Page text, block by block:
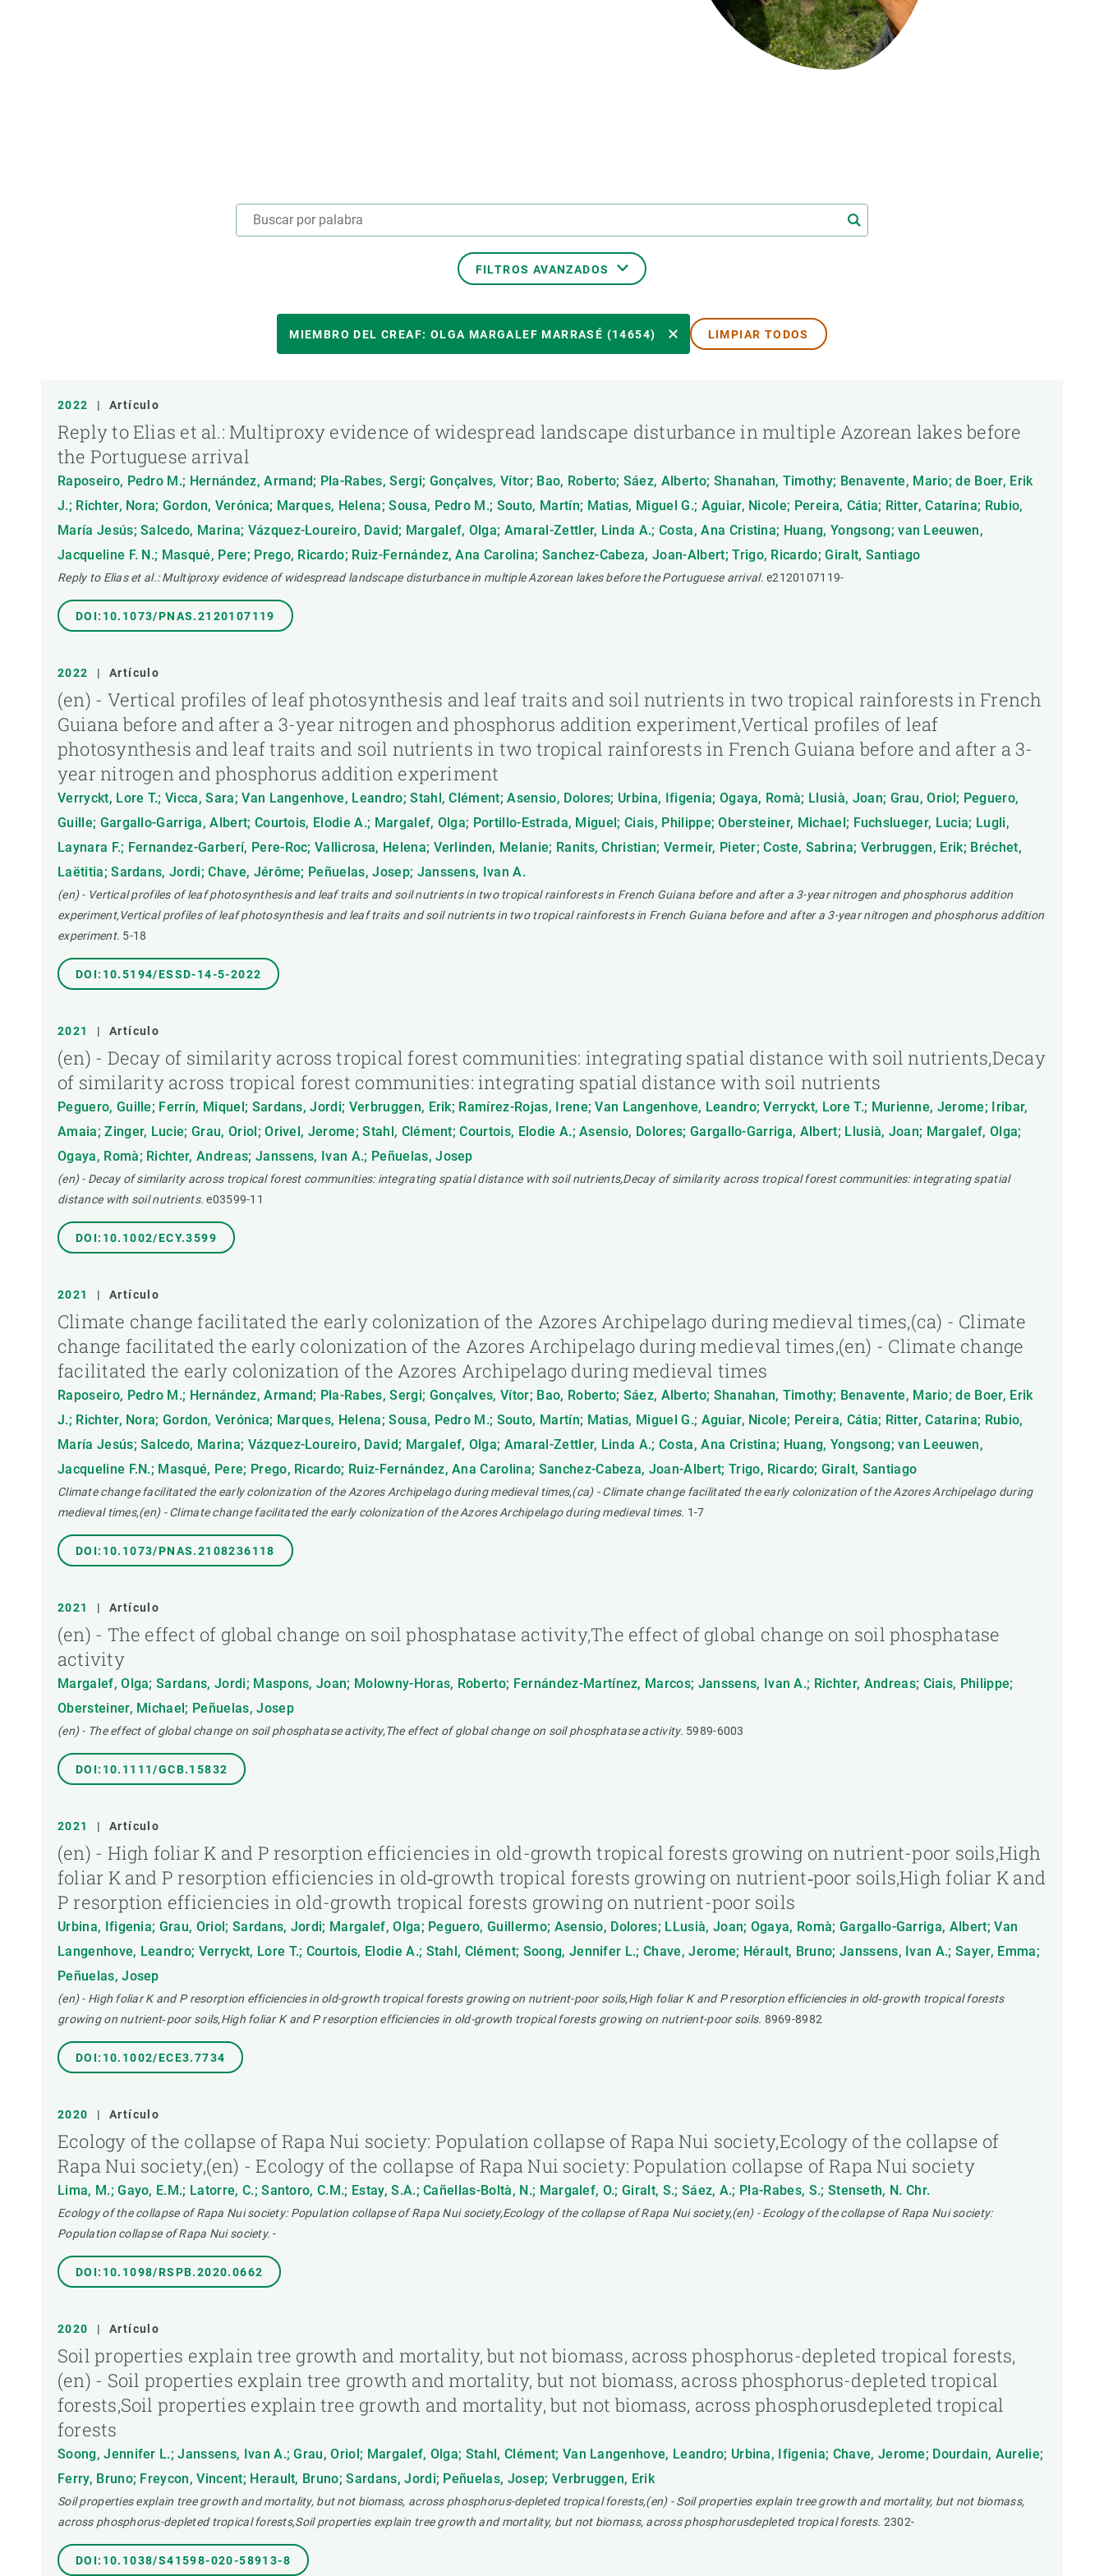
FILTROS AVANZADOS
MIEMBRO DEL CREAF: OLGA MARGALEF MARRASÉ (14654) LIMPIAR TODOS
2022 | Artículo
Reply to Elias et al.: Multiproxy evidence of widespread landscape disturbance in multiple Azorean lakes before
the Portuguese arrival
Raposeiro, Pedro M.; Hernández, Armand; Pla-Rabes, Sergi; Gonçalves, Vítor; Bao, Roberto; Sáez, Alberto; Shanahan, Timothy; Benavente, Mario; de Boer, Erik
J.; Richter, Nora; Gordon, Verónica; Marques, Helena; Sousa, Pedro M.; Souto, Martín; Matias, Miguel G.; Aguiar, Nicole; Pereira, Cátia; Ritter, Catarina; Rubio,
María Jesús; Salcedo, Marina; Vázquez-Loureiro, David; Margalef, Olga; Amaral-Zettler, Linda A.; Costa, Ana Cristina; Huang, Yongsong; van Leeuwen,
Jacqueline F. N.; Masqué, Pere; Prego, Ricardo; Ruiz-Fernández, Ana Carolina; Sanchez-Cabeza, Joan-Albert; Trigo, Ricardo; Giralt, Santiago
Reply to Elias et al.: Multiproxy evidence of widespread landscape disturbance in multiple Azorean lakes before the Portuguese arrival. e2120107119-
DOI:10.1073/PNAS.2120107119
2022 | Artículo
(en) - Vertical profiles of leaf photosynthesis and leaf traits and soil nutrients in two tropical rainforests in French
Guiana before and after a 3-year nitrogen and phosphorus addition experiment,Vertical profiles of leaf
photosynthesis and leaf traits and soil nutrients in two tropical rainforests in French Guiana before and after a 3-
year nitrogen and phosphorus addition experiment
Verryckt, Lore T.; Vicca, Sara; Van Langenhove, Leandro; Stahl, Clément; Asensio, Dolores; Urbina, Ifigenia; Ogaya, Romà; Llusià, Joan; Grau, Oriol; Peguero,
Guille; Gargallo-Garriga, Albert; Courtois, Elodie A.; Margalef, Olga; Portillo-Estrada, Miguel; Ciais, Philippe; Obersteiner, Michael; Fuchslueger, Lucia; Lugli,
Laynara F.; Fernandez-Garberí, Pere-Roc; Vallicrosa, Helena; Verlinden, Melanie; Ranits, Christian; Vermeir, Pieter; Coste, Sabrina; Verbruggen, Erik; Bréchet,
Laëtitia; Sardans, Jordi; Chave, Jérôme; Peñuelas, Josep; Janssens, Ivan A.
(en) - Vertical profiles of leaf photosynthesis and leaf traits and soil nutrients in two tropical rainforests in French Guiana before and after a 3-year nitrogen and phosphorus addition
experiment,Vertical profiles of leaf photosynthesis and leaf traits and soil nutrients in two tropical rainforests in French Guiana before and after a 3-year nitrogen and phosphorus addition
experiment. 5-18
DOI:10.5194/ESSD-14-5-2022
2021 | Artículo
(en) - Decay of similarity across tropical forest communities: integrating spatial distance with soil nutrients,Decay
of similarity across tropical forest communities: integrating spatial distance with soil nutrients
Peguero, Guille; Ferrín, Miquel; Sardans, Jordi; Verbruggen, Erik; Ramírez-Rojas, Irene; Van Langenhove, Leandro; Verryckt, Lore T.; Murienne, Jerome; Iribar,
Amaia; Zinger, Lucie; Grau, Oriol; Orivel, Jerome; Stahl, Clément; Courtois, Elodie A.; Asensio, Dolores; Gargallo-Garriga, Albert; Llusià, Joan; Margalef, Olga;
Ogaya, Romà; Richter, Andreas; Janssens, Ivan A.; Peñuelas, Josep
(en) - Decay of similarity across tropical forest communities: integrating spatial distance with soil nutrients,Decay of similarity across tropical forest communities: integrating spatial
distance with soil nutrients. e03599-11
DOI:10.1002/ECY.3599
2021 | Artículo
Climate change facilitated the early colonization of the Azores Archipelago during medieval times,(ca) - Climate
change facilitated the early colonization of the Azores Archipelago during medieval times,(en) - Climate change
facilitated the early colonization of the Azores Archipelago during medieval times
Raposeiro, Pedro M.; Hernández, Armand; Pla-Rabes, Sergi; Gonçalves, Vítor; Bao, Roberto; Sáez, Alberto; Shanahan, Timothy; Benavente, Mario; de Boer, Erik
J.; Richter, Nora; Gordon, Verónica; Marques, Helena; Sousa, Pedro M.; Souto, Martín; Matias, Miguel G.; Aguiar, Nicole; Pereira, Cátia; Ritter, Catarina; Rubio,
María Jesús; Salcedo, Marina; Vázquez-Loureiro, David; Margalef, Olga; Amaral-Zettler, Linda A.; Costa, Ana Cristina; Huang, Yongsong; van Leeuwen,
Jacqueline F.N.; Masqué, Pere; Prego, Ricardo; Ruiz-Fernández, Ana Carolina; Sanchez-Cabeza, Joan-Albert; Trigo, Ricardo; Giralt, Santiago
Climate change facilitated the early colonization of the Azores Archipelago during medieval times,(ca) - Climate change facilitated the early colonization of the Azores Archipelago during
medieval times,(en) - Climate change facilitated the early colonization of the Azores Archipelago during medieval times. 1-7
DOI:10.1073/PNAS.2108236118
2021 | Artículo
(en) - The effect of global change on soil phosphatase activity,The effect of global change on soil phosphatase
activity
Margalef, Olga; Sardans, Jordi; Maspons, Joan; Molowny-Horas, Roberto; Fernández-Martínez, Marcos; Janssens, Ivan A.; Richter, Andreas; Ciais, Philippe;
Obersteiner, Michael; Peñuelas, Josep
(en) - The effect of global change on soil phosphatase activity,The effect of global change on soil phosphatase activity. 5989-6003
DOI:10.1111/GCB.15832
2021 | Artículo
(en) - High foliar K and P resorption efficiencies in old-growth tropical forests growing on nutrient-poor soils,High
foliar K and P resorption efficiencies in old‐growth tropical forests growing on nutrient‐poor soils,High foliar K and
P resorption efficiencies in old-growth tropical forests growing on nutrient-poor soils
Urbina, Ifigenia; Grau, Oriol; Sardans, Jordi; Margalef, Olga; Peguero, Guillermo; Asensio, Dolores; LLusià, Joan; Ogaya, Romà; Gargallo-Garriga, Albert; Van
Langenhove, Leandro; Verryckt, Lore T.; Courtois, Elodie A.; Stahl, Clément; Soong, Jennifer L.; Chave, Jerome; Hérault, Bruno; Janssens, Ivan A.; Sayer, Emma;
Peñuelas, Josep
(en) - High foliar K and P resorption efficiencies in old-growth tropical forests growing on nutrient-poor soils,High foliar K and P resorption efficiencies in old‐growth tropical forests
growing on nutrient‐poor soils,High foliar K and P resorption efficiencies in old-growth tropical forests growing on nutrient-poor soils. 8969-8982
DOI:10.1002/ECE3.7734
2020 | Artículo
Ecology of the collapse of Rapa Nui society: Population collapse of Rapa Nui society,Ecology of the collapse of
Rapa Nui society,(en) - Ecology of the collapse of Rapa Nui society: Population collapse of Rapa Nui society
Lima, M.; Gayo, E.M.; Latorre, C.; Santoro, C.M.; Estay, S.A.; Cañellas-Boltà, N.; Margalef, O.; Giralt, S.; Sáez, A.; Pla-Rabes, S.; Stenseth, N. Chr.
Ecology of the collapse of Rapa Nui society: Population collapse of Rapa Nui society,Ecology of the collapse of Rapa Nui society,(en) - Ecology of the collapse of Rapa Nui society:
Population collapse of Rapa Nui society. -
DOI:10.1098/RSPB.2020.0662
2020 | Artículo
Soil properties explain tree growth and mortality, but not biomass, across phosphorus-depleted tropical forests,
(en) - Soil properties explain tree growth and mortality, but not biomass, across phosphorus-depleted tropical
forests,Soil properties explain tree growth and mortality, but not biomass, across phosphorusdepleted tropical
forests
Soong, Jennifer L.; Janssens, Ivan A.; Grau, Oriol; Margalef, Olga; Stahl, Clément; Van Langenhove, Leandro; Urbina, Ifigenia; Chave, Jerome; Dourdain, Aurelie;
Ferry, Bruno; Freycon, Vincent; Herault, Bruno; Sardans, Jordi; Peñuelas, Josep; Verbruggen, Erik
Soil properties explain tree growth and mortality, but not biomass, across phosphorus-depleted tropical forests,(en) - Soil properties explain tree growth and mortality, but not biomass,
across phosphorus-depleted tropical forests,Soil properties explain tree growth and mortality, but not biomass, across phosphorusdepleted tropical forests. 2302-
DOI:10.1038/S41598-020-58913-8
Pide tu beca ERC
Programa de másteres y doctorado
Visitante o sabático